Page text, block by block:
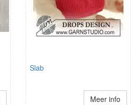
Slab
Meer info